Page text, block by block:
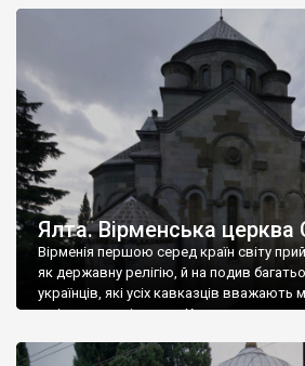
Херсонесі Володимир-язичник, став
А потім було Хрещення Русі. На честь
Ялта. Вірменська церква
Вірменія першою серед країн світу
як державну релігію, й на подив
українців, які усіх кавказців
є відданими вірянами Христа